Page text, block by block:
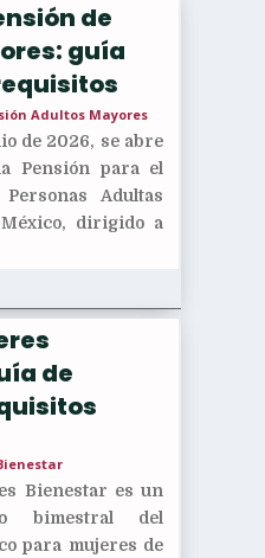
de
guía
Adultos Mayores
de 2026, se abre
Pensión para el
Adultas
dirigido a
de
Bienestar es un
bimestral del
para mujeres de